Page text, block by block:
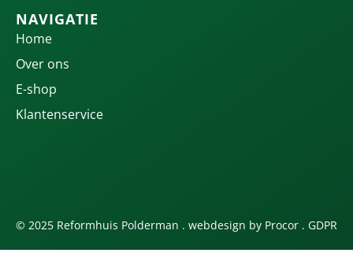
NAVIGATIE
Home
Over ons
E-shop
Klantenservice
© 2025 Reformhuis Polderman . webdesign by Procor . GDPR